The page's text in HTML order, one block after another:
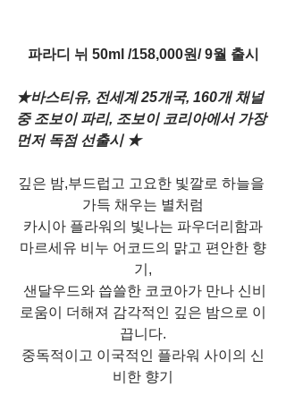
파라디 뉘 50ml /158,000원/ 9월 출시
★바스티유, 전세계 25개국, 160개 채널
중 조보이 파리, 조보이 코리아에서 가장
먼저 독점 선출시 ★
깊은 밤,부드럽고 고요한 빛깔로 하늘을
가득 채우는 별처럼
마르세유 비누 어코드의 맑고 편안한 향
기,
로움이 더해져 감각적인 깊은 밤으로 이
끕니다.
중독적이고 이국적인 플라워 사이의 신
비한 향기